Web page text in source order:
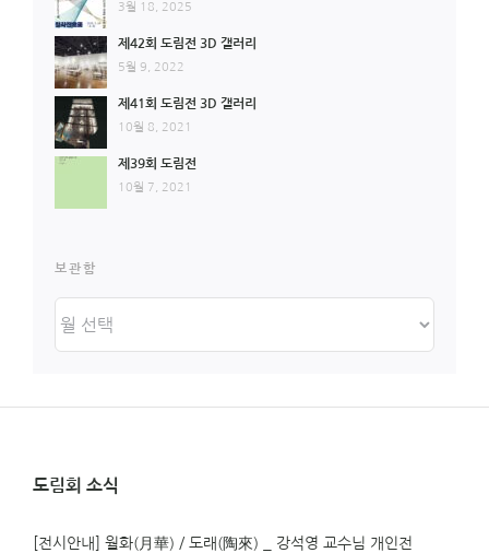
3월 18, 2025
제42회 도림전 3D 갤러리
5월 9, 2022
제41회 도림전 3D 갤러리
10월 8, 2021
제39회 도림전
10월 7, 2021
보관함
관
도림회 소식
[전시안내] 월화(月華) / 도래(陶來) _ 강석영 교수님 개인전